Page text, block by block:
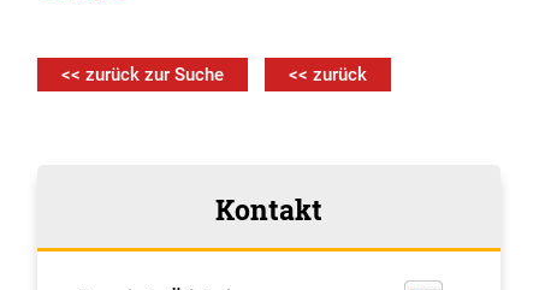
<< zurück zur Suche << zurück
Kontakt